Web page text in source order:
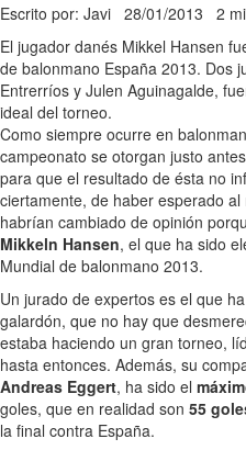
Escrito por: Javi 28/01/2013 2
El jugador danés Mikkel Hansen
de balonmano España 2013. Dos
Entrerríos y Julen Aguinagalde,
ideal del torneo.
Como siempre ocurre en
campeonato se otorgan justo
para que el resultado de ésta no
ciertamente, de haber esperado
habrían cambiado de opinión
Mikkeln Hansen, el que ha sido
Mundial de balonmano 2013.
Un jurado de expertos es el que
galardón, que no hay que
estaba haciendo un gran torneo,
hasta entonces. Además, su
Andreas Eggert, ha sido el
goles, que en realidad son 55
la final contra España.